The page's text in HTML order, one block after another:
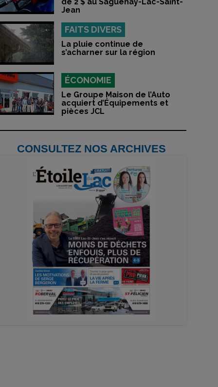
Jean
FAITS DIVERS
La pluie continue de
s’acharner sur la région
ÉCONOMIE
Le Groupe Maison de l’Auto
acquiert d’Équipements et
pièces JCL
CONSULTEZ NOS ARCHIVES